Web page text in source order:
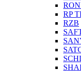
RP
RZB